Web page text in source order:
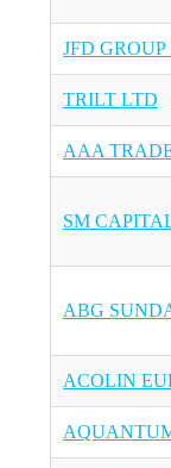
JFD
TRILT LTD
AAA
SM
ABG
ACOLIN